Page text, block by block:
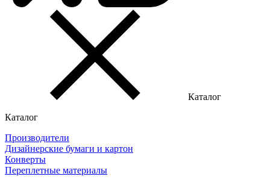
Каталог
Каталог
Производители
Дизайнерские бумаги и картон
Конверты
Переплетные материалы